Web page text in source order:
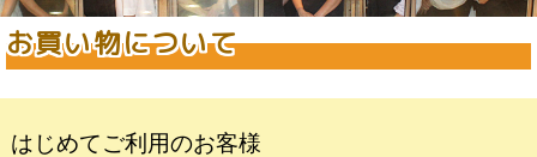
お買い物について
はじめてご利用のお客様